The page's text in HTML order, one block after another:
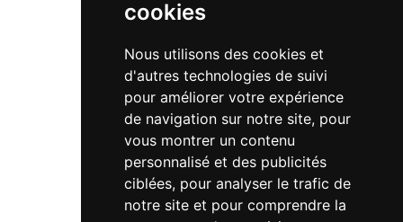
cookies
Nous utilisons des cookies et
d'autres technologies de suivi
pour améliorer votre expérience
de navigation sur notre site, pour
vous montrer un contenu
personnalisé et des publicités
ciblées, pour analyser le trafic de
notre site et pour comprendre la
Nouveautés
Promo Femme
Promo Homme
Promo Enfant
Newsletter